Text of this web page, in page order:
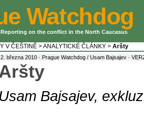
Watchdog
Reporting on the conflict in the North Caucasus
V ČEŠTINĚ >ANALYTICKÉ ČLÁNKY > Aršty
2. března 2010 · Prague Watchdog / Usam Bajsajev ·
Usam Bajsajev,